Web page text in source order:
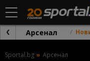
Арсенал
Sportal.bg Арсенал